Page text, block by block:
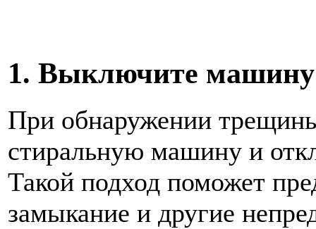
1. Выключите машину
При обнаружении
стиральную машину и
Такой подход поможет
замыкание и другие